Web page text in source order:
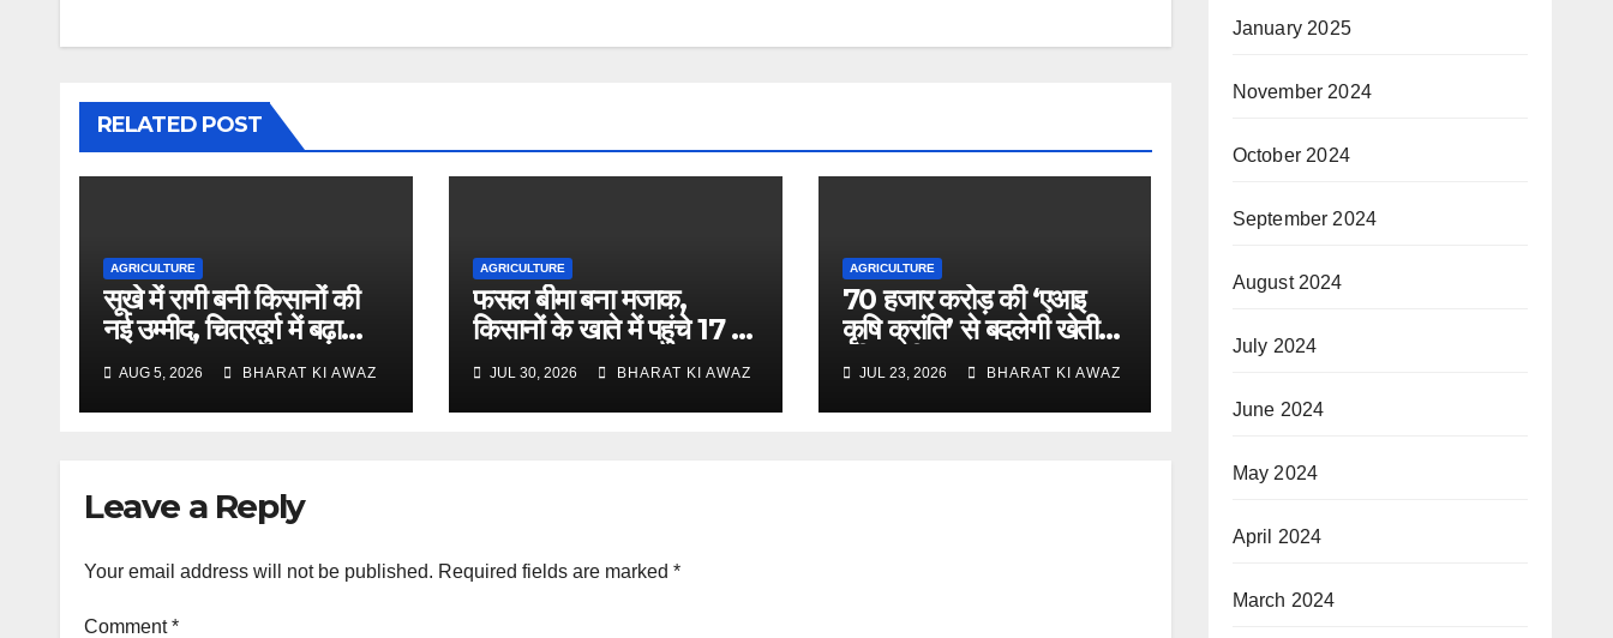
RELATED POST
AGRICULTURE
सूखे में रागी बनी किसानों की
नई उम्मीद, चित्रदुर्ग में बढ़ा
रकबा
AUG 5, 2026 BHARAT KI AWAZ
AGRICULTURE
फसल बीमा बना मजाक,
किसानों के खाते में पहुंचे 17 से
25 रुपए
JUL 30, 2026 BHARAT KI AWAZ
AGRICULTURE
70 हजार करोड़ की ‘एआइ
कृषि क्रांति’ से बदलेगी खेती
की तस्वीर
JUL 23, 2026 BHARAT KI AWAZ
Leave a Reply
Your email address will not be published. Required fields are marked *
Comment*
January 2025
November 2024
October 2024
September 2024
August 2024
July 2024
June 2024
May 2024
April 2024
March 2024